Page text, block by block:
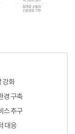
강화
경 구축
스 추구
대응